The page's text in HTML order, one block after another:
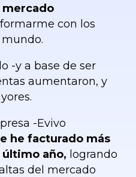
mercado
con los
-y a base de ser
aumentaron, y
-Evivo
he facturado más
año, logrando
del mercado